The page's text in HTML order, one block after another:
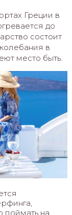
Греции в
до
состоит
в
место быть.
на